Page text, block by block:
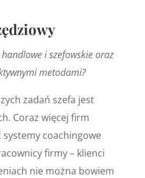
i szefowskie oraz
metodami?
zadań szefa jest
Coraz więcej firm
coachingowe
firmy – klienci
nie można bowiem